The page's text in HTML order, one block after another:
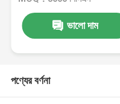
ভালো দাম
পণ্যের বর্ণনা